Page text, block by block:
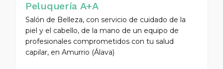
Peluquería A+A
Salón de Belleza, con servicio de cuidado de la
piel y el cabello, de la mano de un equipo de
profesionales comprometidos con tu salud
capilar, en Amurrio (Álava)